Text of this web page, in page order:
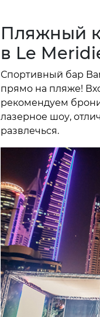
Пляжный
в Le
Спортивный бар
прямо на пляже!
рекомендуем
лазерное шоу,
развлечься.